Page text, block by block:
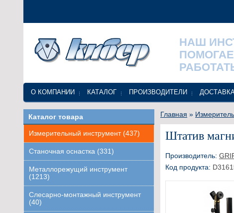
НАШ
О КОМПАНИИ КАТАЛОГ ПРОИЗВОДИТЕЛИ
Каталог товара
Измерительный инструмент (437)
Станочная оснастка (331)
Металлорежущий инструмент
(1213)
Слесарно-монтажный инструмент
(40)
Главная »
Штатив
Производитель:
Код продукта: